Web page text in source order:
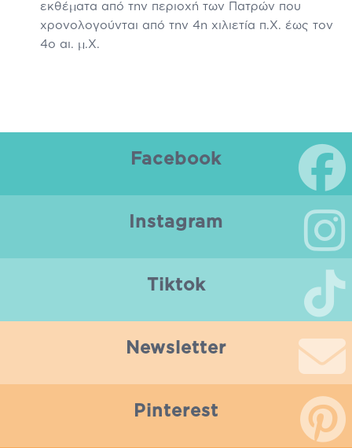
εκθέματα από την περιοχή των Πατρών που
χρονολογούνται από την 4η χιλιετία π.Χ. έως τον
4ο αι. μ.Χ.
Facebook
Instagram
Tiktok
Newsletter
Pinterest